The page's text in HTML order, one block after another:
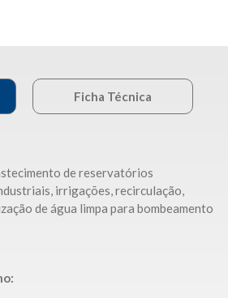
Ficha Técnica
de reservatórios
irrigações, recirculação,
de água limpa para bombeamento